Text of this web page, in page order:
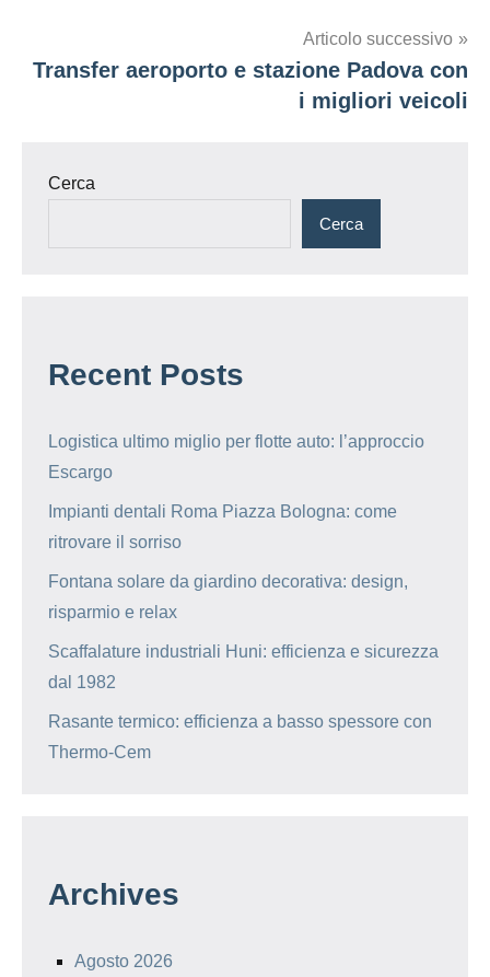
Articolo successivo
Transfer aeroporto e stazione Padova con
i migliori veicoli
Cerca
Cerca
Recent Posts
Logistica ultimo miglio per flotte auto: l’approccio
Escargo
Impianti dentali Roma Piazza Bologna: come
ritrovare il sorriso
Fontana solare da giardino decorativa: design,
risparmio e relax
Scaffalature industriali Huni: efficienza e sicurezza
dal 1982
Rasante termico: efficienza a basso spessore con
Thermo-Cem
Archives
Agosto 2026